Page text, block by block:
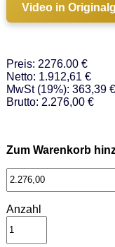
Video in
Preis: 2276.00 €
Netto: 1.912,61 €
MwSt (19%): 363,39 €
Brutto: 2.276,00 €
Zum Warenkorb
Anzahl